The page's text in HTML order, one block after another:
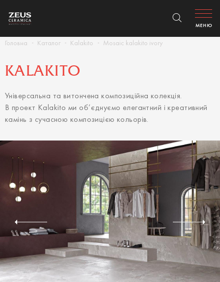
Головна Каталог Kalakito Mosaic kalakito ivory
МЕНЮ
KALAKITO
Універсальна та витончена композиційна колекція.
В проект Kalakito ми об’єднуємо елегантний і креативний
камінь з сучасною композицією кольорів.